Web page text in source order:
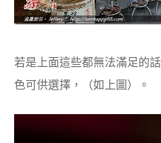
若是上面這些都無法滿足的
色可供選擇，（如上圖）。